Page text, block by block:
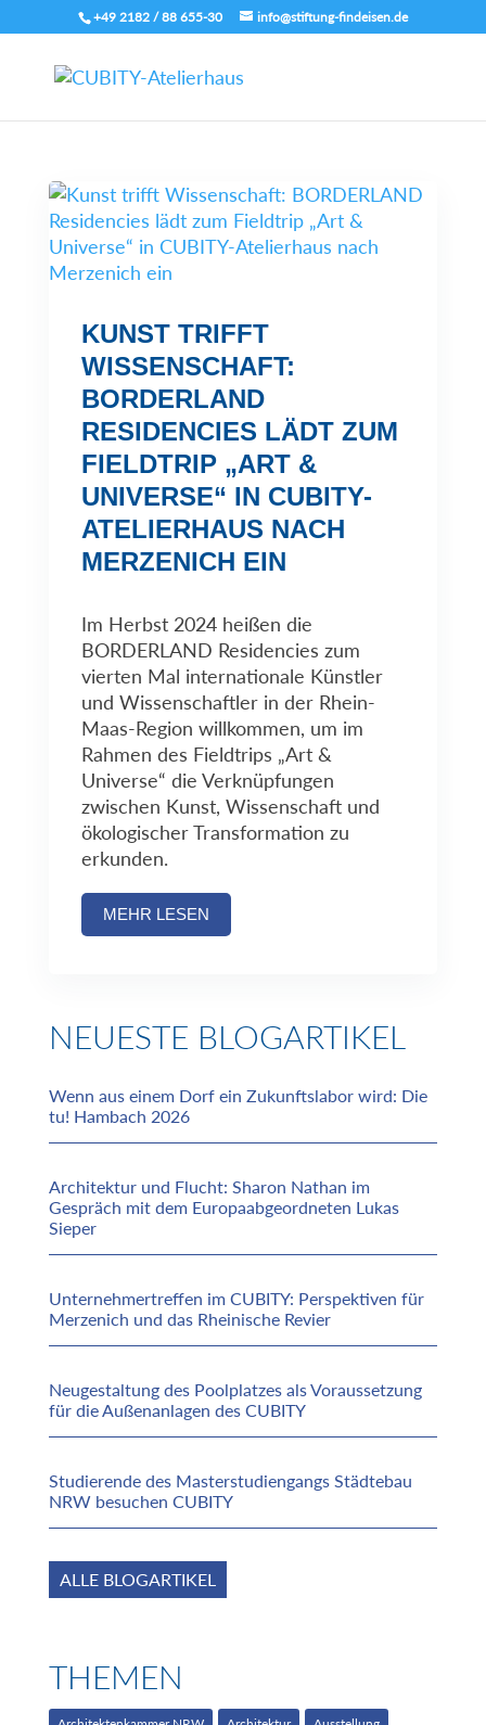
+49 2182 / 88 655-30 info@stiftung-findeisen.de
KUNST TRIFFT
WISSENSCHAFT:
BORDERLAND
RESIDENCIES LÄDT ZUM
FIELDTRIP „ART &
UNIVERSE“ IN CUBITY-
ATELIERHAUS NACH
MERZENICH EIN
Im Herbst 2024 heißen die
BORDERLAND Residencies zum
vierten Mal internationale Künstler
und Wissenschaftler in der Rhein-
Maas-Region willkommen, um im
Rahmen des Fieldtrips „Art &
Universe“ die Verknüpfungen
zwischen Kunst, Wissenschaft und
ökologischer Transformation zu
erkunden.
MEHR LESEN
NEUESTE BLOGARTIKEL
Wenn aus einem Dorf ein Zukunftslabor wird: Die
tu! Hambach 2026
Architektur und Flucht: Sharon Nathan im
Gespräch mit dem Europaabgeordneten Lukas
Sieper
Unternehmertreffen im CUBITY: Perspektiven für
Merzenich und das Rheinische Revier
Neugestaltung des Poolplatzes als Voraussetzung
für die Außenanlagen des CUBITY
Studierende des Masterstudiengangs Städtebau
NRW besuchen CUBITY
ALLE BLOGARTIKEL
THEMEN